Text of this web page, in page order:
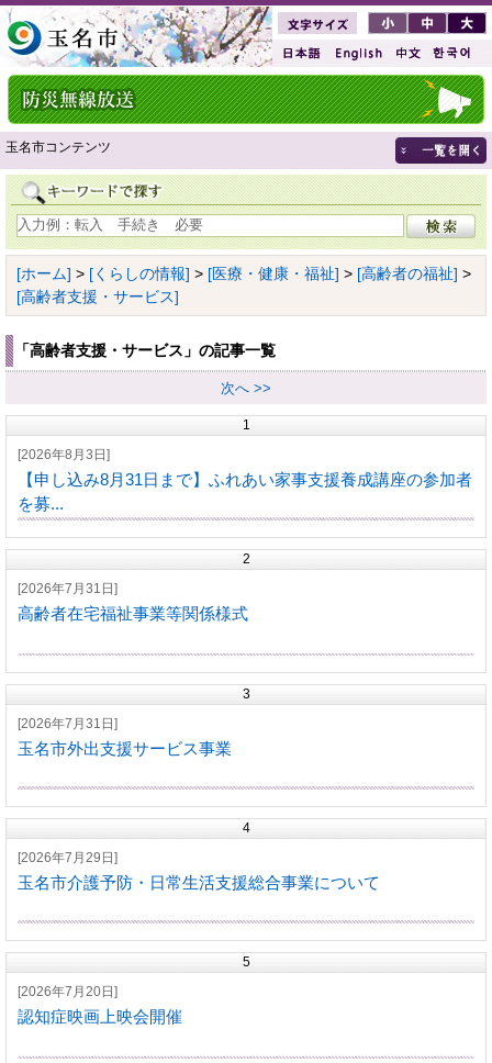
玉名市コンテンツ
[ホーム] > [くらしの情報] > [医療・健康・福祉] > [高齢者の福祉] >
[高齢者支援・サービス]
「高齢者支援・サービス」の記事一覧
次へ >>
1
[2026年8月3日]
【申し込み8月31日まで】ふれあい家事支援養成講座の参加者
を募...
2
[2026年7月31日]
高齢者在宅福祉事業等関係様式
3
[2026年7月31日]
玉名市外出支援サービス事業
4
[2026年7月29日]
玉名市介護予防・日常生活支援総合事業について
5
[2026年7月20日]
認知症映画上映会開催